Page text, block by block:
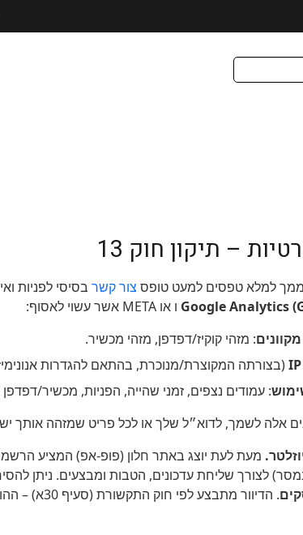
– תיקון חוק 13
למלא טפסים למעט טופס צור קשר בסיסי לפניות
Google Analytics ו או META אשר עשוי לאסוף:
: מזהי קוקיז/דפדפן, מזהי מכשיר.
(בצורתה המקוצרת/מנוכרת, בהתאם להגדרות
: עמודים נצפים, זמני שהייה, הפניות, מכשיר/דפדפן
אלה לשמך, לדוא״ל שלך או לכל פריט שמזהה אותך
מעת לעת יוצג באתר חלון (פופ-אפ) המציע
לצורך שליחת עדכונים, הטבות ומבצעים. ניתן
. הדיוור מתבצע לפי חוק התקשורת (סעיף 30א) – ההודעות יסומנו כ“פרסומת” לפי הצורך ויכללו פרטי זיהוי ויצירת קשר עם המפרסם.